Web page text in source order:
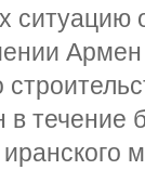
ситуацию
в течение